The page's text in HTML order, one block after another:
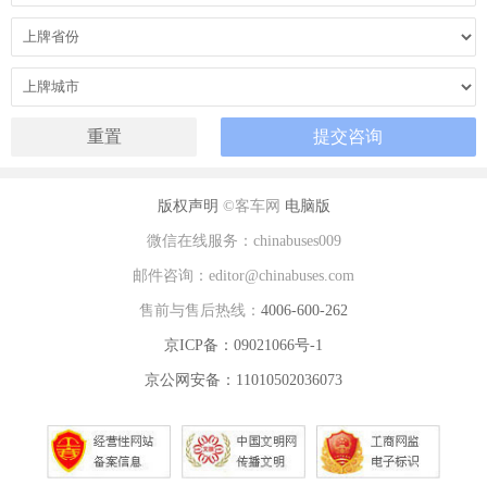
版权声明 ©客车网 电脑版
微信在线服务：chinabuses009
邮件咨询：editor@chinabuses.com
售前与售后热线： 4006-600-262
京ICP备：09021066号-1
京公网安备：11010502036073